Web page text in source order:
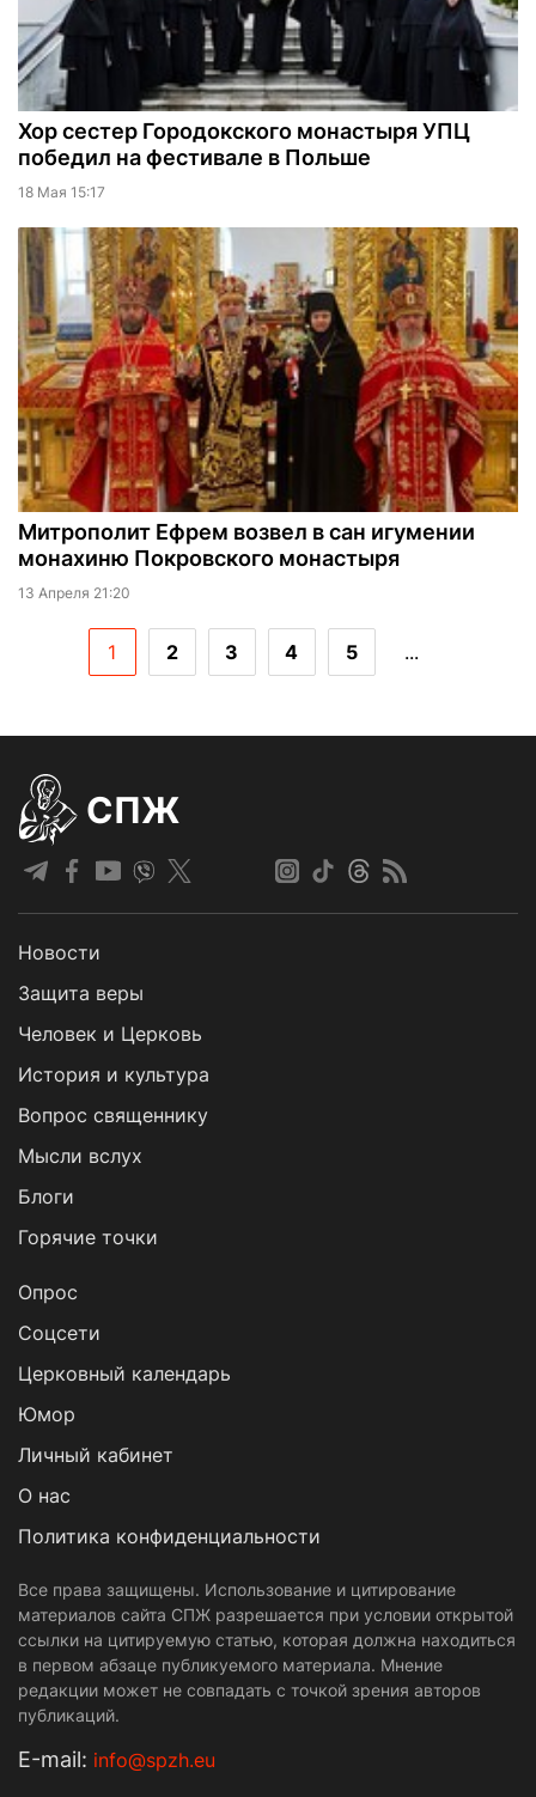
Хор сестер Городокского монастыря УПЦ
победил на фестивале в Польше
18 Мая 15:17
Митрополит Ефрем возвел в сан игумении
монахиню Покровского монастыря
13 Апреля 21:20
1 2 3 4 5 ...
СПЖ
Новости
Защита веры
Человек и Церковь
История и культура
Вопрос священнику
Мысли вслух
Блоги
Горячие точки
Опрос
Cоцсети
Церковный календарь
Юмор
Личный кабинет
О нас
Политика конфиденциальности
Все права защищены. Использование и цитирование
материалов сайта СПЖ разрешается при условии открытой
ссылки на цитируемую статью, которая должна находиться
в первом абзаце публикуемого материала. Мнение
редакции может не совпадать с точкой зрения авторов
публикаций.
Е-mail: info@spzh.eu